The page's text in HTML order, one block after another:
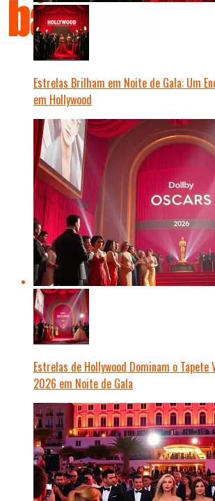
Estrelas Brilham em Noite de Gala: Um
em Hollywood
Estrelas de Hollywood Dominam o Tapete
2026 em Noite de Gala